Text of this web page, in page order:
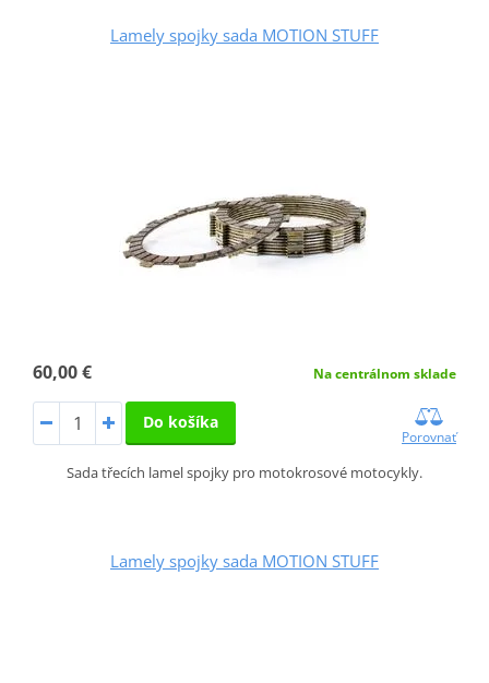
Lamely spojky sada MOTION STUFF
60,00 € Na centrálnom sklade
Do košíka
Porovnať
Sada třecích lamel spojky pro motokrosové motocykly.
Lamely spojky sada MOTION STUFF